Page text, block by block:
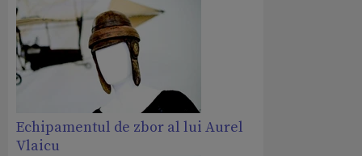
Echipamentul de zbor al lui Aurel
Vlaicu